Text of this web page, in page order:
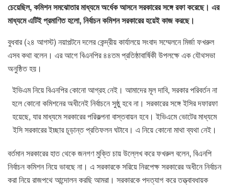
চেয়েছিল, কমিশন সমঝোতার মাধ্যমে অর্ধেক আসনে সরকারের সঙ্গে রফা করেছে। এর
মাধ্যমে এটিই প্রমাণিত হলো, নির্বাচন কমিশন সরকারের হয়েই কাজ করছে।
বুধবার (২৪ আগস্ট) নয়াপল্টনে দলের কেন্দ্রীয় কার্যালয়ে সংবাদ সম্মেলনে মির্জা ফখরুল
এসব কথা বলেন। এর আগে বিএনপির ৪৪তম প্রতিষ্ঠাবার্ষিকী উপলক্ষে এক যৌথসভা
অনুষ্ঠিত হয়।
ইভিএম নিয়ে বিএনপির কোনো আগ্রহ নেই। আমাদের মূল দাবি, সরকার পরিবর্তন না
হলে কোনো কমিশনের অধীনেই নির্বাচনে সুষ্ঠু হবে না। সরকারের সঙ্গে ইসির দফারফা
হয়েছে, যার মাধ্যমে সরকারের পরিকল্পনা বাস্তবায়ন হবে। ইভিএমে ভোটের মাধ্যমে
ইসি সরকারের ইচ্ছার চূড়ান্ত প্রতিফলন ঘটাবে। এ নিয়ে কোনো মাথা ব্যথা নেই।
বর্তমান সরকারের হাত থেকে জনগণ মুক্তি চায় উল্লেখ করে ফখরুল বলেন, বিএনপি
নির্বাচন কমিশন নিয়ে ভাবছে না। এ সরকারকে সরিয়ে নিরপেক্ষ সরকারের অধীনে নির্বাচন
করা নিয়ে রাজপথে আন্দোলন করছি আমরা। সরকারকে পদত্যাগ করে তত্ত্বাবধায়ক